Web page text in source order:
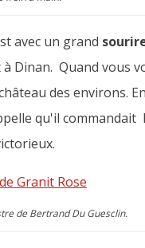
avec un grand
Dinan. Quand vous
des environs.
qu'il commandait
de Bertrand Du Guesclin.